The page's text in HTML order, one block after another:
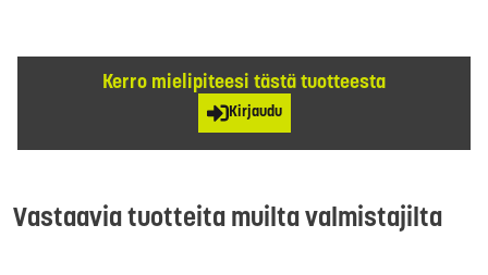
Kerro mielipiteesi tästä tuotteesta
Kirjaudu
Vastaavia tuotteita muilta valmistajilta